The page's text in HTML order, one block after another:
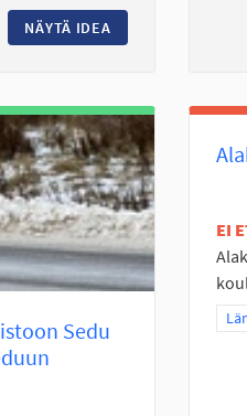
NÄYTÄ IDEA
Sedu
EI